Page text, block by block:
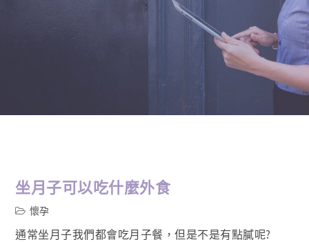
坐月子可以吃什麼外食
懷孕
通常坐月子我們都會吃月子餐，但是不是有點膩呢?